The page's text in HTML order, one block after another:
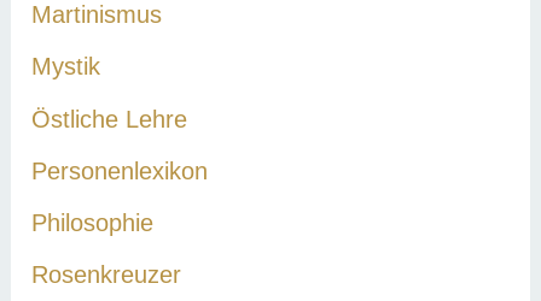
Martinismus
Mystik
Östliche Lehre
Personenlexikon
Philosophie
Rosenkreuzer